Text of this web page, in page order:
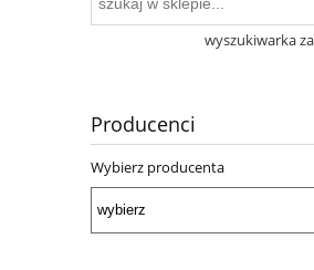
wyszukiwarka
Producenci
Wybierz producenta